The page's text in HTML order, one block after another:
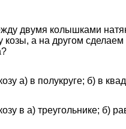
двумя колышками
козы, а на другом
а) в полукруге; б) в
в а) треугольнике; б)